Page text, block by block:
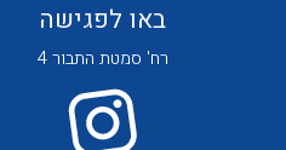
באו לפגישה
רח' סמטת התבור 4